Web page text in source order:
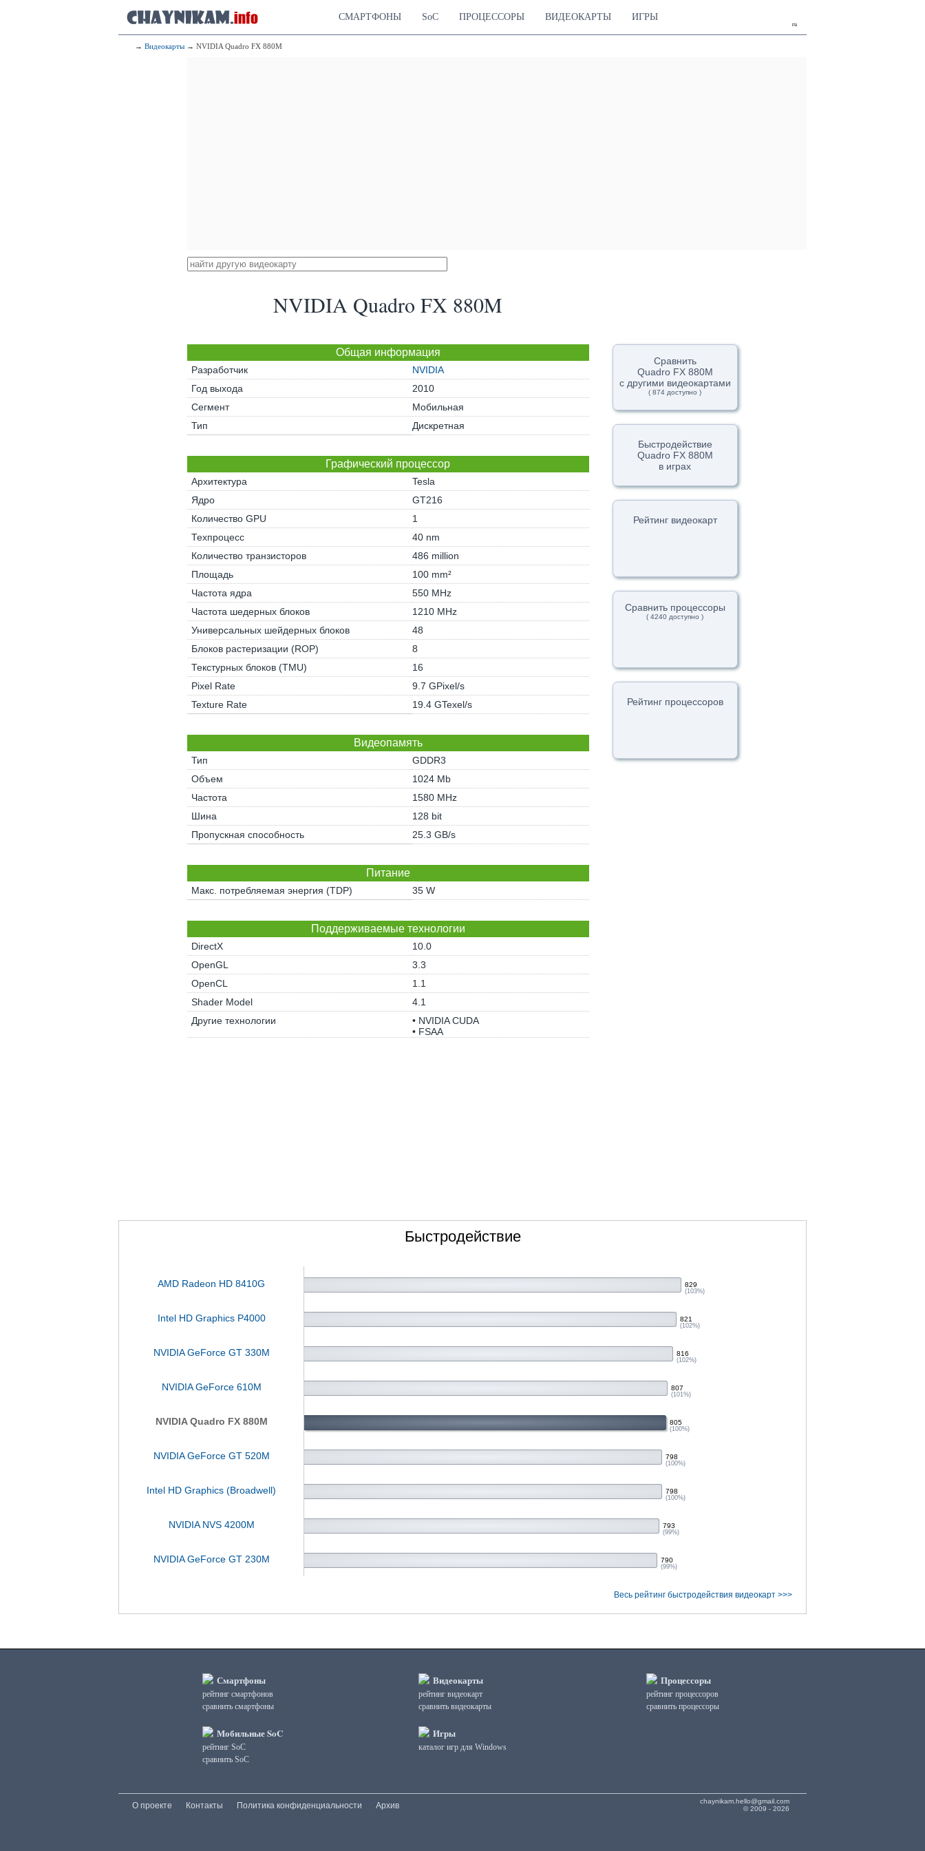
ru
СМАРТФОНЫ SoC ПРОЦЕССОРЫ ВИДЕОКАРТЫ ИГРЫ
→ Видеокарты → NVIDIA Quadro FX 880M
NVIDIA Quadro FX 880M
Общая информация
Разработчик
NVIDIA
Год выхода
2010
Сегмент
Мобильная
Тип
Дискретная
Графический процессор
Архитектура
Tesla
Ядро
GT216
Количество GPU
1
Техпроцесс
40 nm
Количество транзисторов
486 million
Площадь
100 mm²
Частота ядра
550 MHz
Частота шедерных блоков
1210 MHz
Универсальных шейдерных блоков
48
Блоков растеризации (ROP)
8
Текстурных блоков (TMU)
16
Pixel Rate
9.7 GPixel/s
Texture Rate
19.4 GTexel/s
Видеопамять
Тип
GDDR3
Объем
1024 Mb
Частота
1580 MHz
Шина
128 bit
Пропускная способность
25.3 GB/s
Питание
Макс. потребляемая энергия (TDP) 35 W
Поддерживаемые технологии
DirectX
10.0
OpenGL
3.3
OpenCL
1.1
Shader Model
4.1
Другие технологии
• NVIDIA CUDA
• FSAA
Сравнить
Quadro FX 880M
с другими видеокартами
( 874 доступно )
Быстродействие
Quadro FX 880M
в играх
Рейтинг видеокарт
Сравнить процессоры
( 4240 доступно )
Рейтинг процессоров
Быстродействие
AMD Radeon HD 8410G 829
(103%)
Intel HD Graphics P4000 821
(102%)
NVIDIA GeForce GT 330M 816
(102%)
NVIDIA GeForce 610M 807
(101%)
NVIDIA Quadro FX 880M 805
(100%)
NVIDIA GeForce GT 520M 798
(100%)
Intel HD Graphics (Broadwell) 798
(100%)
NVIDIA NVS 4200M 793
(99%)
NVIDIA GeForce GT 230M 790
(99%)
Весь рейтинг быстродействия видеокарт >>>
Смартфоны
рейтинг смартфонов
сравнить смартфоны
Мобильные SoC
рейтинг SoC
сравнить SoC
Видеокарты
рейтинг видеокарт
сравнить видеокарты
Игры
каталог игр для Windows
Процессоры
рейтинг процессоров
сравнить процессоры
chaynikam.hello@gmail.com
© 2009 - 2026
О проекте Контакты Политика конфиденциальности Архив